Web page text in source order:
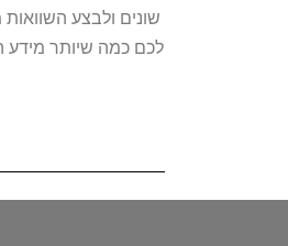
שונים ולבצע
לכם כמה שיותר מידע